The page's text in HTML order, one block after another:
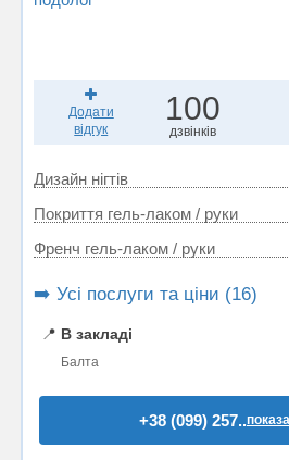
Додати
відгук
100
дзвінків
Дизайн нігтів
Покриття гель-лаком / руки
Френч гель-лаком / руки
➡️ Усі послуги та ціни (16)
📍 В закладі
Балта
+38 (099) 257..